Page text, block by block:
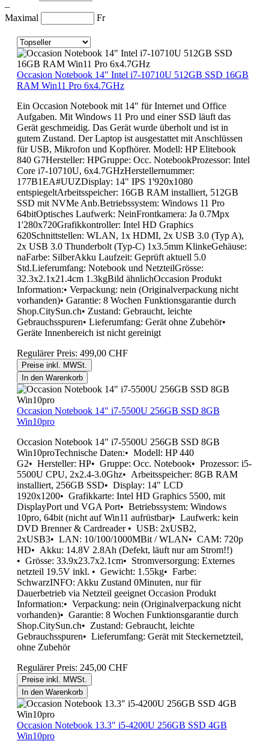
–
Maximal
Fr
Occasion Notebook 14" Intel i7-10710U 512GB SSD 16GB
RAM Win11 Pro 6x4.7GHz
Ein Occasion Notebook mit 14" für Internet und Office
Aufgaben. Mit Windows 11 Pro und einer SSD läuft das
Gerät geschmeidig. Das Gerät wurde überholt und ist in
gutem Zustand. Der Laptop ist ausgestattet mit Anschlüssen
für USB, Mikrofon und Kopfhörer. Modell: HP Elitebook
840 G7Hersteller: HPGruppe: Occ. NotebookProzessor: Intel
Core i7-10710U, 6x4.7GHzHerstellernummer:
177B1EA#UUZDisplay: 14" IPS 1'920x1080
entspiegeltArbeitsspeicher: 16GB RAM installiert, 512GB
SSD mit NVMe Anb.Betriebssystem: Windows 11 Pro
64bitOptisches Laufwerk: NeinFrontkamera: Ja 0.7Mpx
1'280x720Grafikkontroller: Intel HD Graphics
620Schnittstellen: WLAN, 1x HDMI, 2x USB 3.0 (Typ A),
2x USB 3.0 Thunderbolt (Typ-C) 1x3.5mm KlinkeGehäuse:
naFarbe: SilberAkku Laufzeit: Geprüft aktuell 5.0
Std.Lieferumfang: Notebook und NetzteilGrösse:
32.3x2.1x21.4cm 1.3kgBild ähnlichOccasion Produkt
Information:• Verpackung: nein (Originalverpackung nicht
vorhanden)• Garantie: 8 Wochen Funktionsgarantie durch
Shop.CitySun.ch• Zustand: Gebraucht, leichte
Gebrauchsspuren• Lieferumfang: Gerät ohne Zubehör•
Geräte Innenbereich ist nicht gereinigt
Regulärer Preis: 499,00 CHF
Preise inkl. MWSt.
In den Warenkorb
Occasion Notebook 14" i7-5500U 256GB SSD 8GB
Win10pro
Occasion Notebook 14" i7-5500U 256GB SSD 8GB
Win10proTechnische Daten:• Modell: HP 440
G2• Hersteller: HP• Gruppe: Occ. Notebook• Prozessor: i5-
5500U CPU, 2x2.4-3.0Ghz• Arbeitsspeicher: 8GB RAM
installiert, 256GB SSD• Display: 14" LCD
1920x1200• Grafikkarte: Intel HD Graphics 5500, mit
DisplayPort und VGA Port• Betriebssystem: Windows
10pro, 64bit (nicht auf Win11 aufrüstbar)• Laufwerk: kein
DVD Brenner & Cardreader • USB: 2xUSB2,
2xUSB3• LAN: 10/100/1000MBit / WLAN• CAM: 720p
HD• Akku: 14.8V 2.8Ah (Defekt, läuft nur am Strom!!)
• Grösse: 33.9x23.7x2.1cm• Stromversorgung: Externes
netzteil 19.5V inkl. • Gewicht: 1.55kg• Farbe:
SchwarzINFO: Akku Zustand 0Minuten, nur für
Dauerbetrieb via Netzteil geeignet Occasion Produkt
Information:• Verpackung: nein (Originalverpackung nicht
vorhanden)• Garantie: 8 Wochen Funktionsgarantie durch
Shop.CitySun.ch• Zustand: Gebraucht, leichte
Gebrauchsspuren• Lieferumfang: Gerät mit Steckernetzteil,
ohne Zubehör
Regulärer Preis: 245,00 CHF
Preise inkl. MWSt.
In den Warenkorb
Occasion Notebook 13.3" i5-4200U 256GB SSD 4GB
Win10pro